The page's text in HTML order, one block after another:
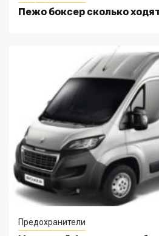
Пежо боксер сколько
Предохранители